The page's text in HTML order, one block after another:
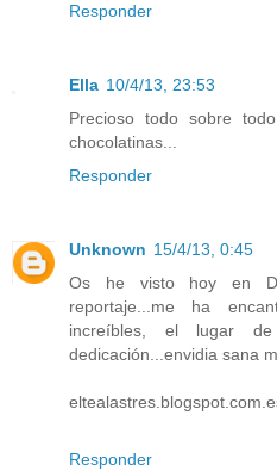
Responder
Ella 10/4/13, 23:53
Precioso todo sobre
chocolatinas...
Responder
Unknown 15/4/13, 0:45
Os he visto hoy en
reportaje...me ha
increíbles, el lugar
dedicación...envidia sana
Responder